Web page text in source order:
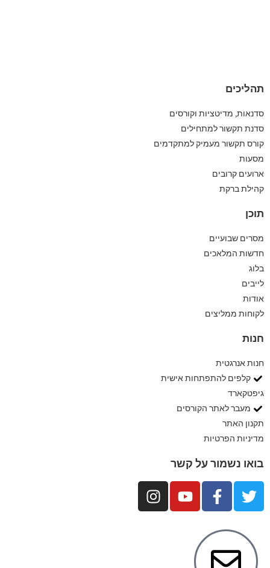
תהליכים
סדנאות, מדיטציות וקורסים
סדנת תקשור למתחילים
קורס תקשור מעמיק למתקדמים
מסעות
ארועים קרובים
קהילת ברקת
תוכן
מסרים שבועיים
חדשות המלאכים
בלוג
לייבים
אודות
לקוחות ממליצים
חנות
חנות אנרגטית
קלפים להתפתחות אישית
גיפטקארד
מעבר לאתר הקורסים
תקנון האתר
מדיניות הפרטיות
בואו נשמור על קשר